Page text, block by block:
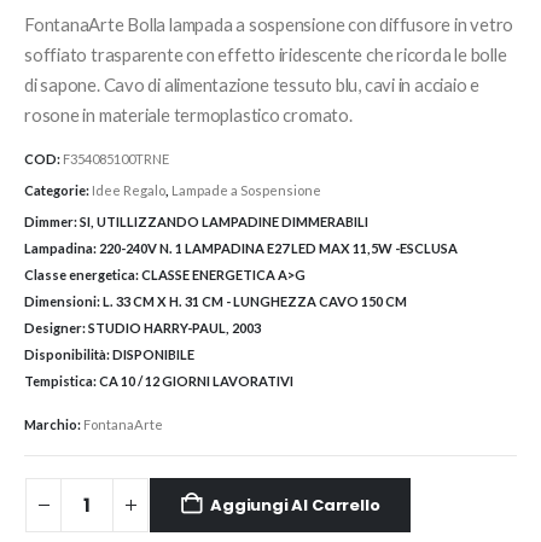
era:
740,00€.
è:
660,00€.
FontanaArte Bolla lampada a sospensione con diffusore in vetro
soffiato trasparente con effetto iridescente che ricorda le bolle
di sapone. Cavo di alimentazione tessuto blu, cavi in acciaio e
rosone in materiale termoplastico cromato.
COD: F354085100TRNE
Categorie: Idee Regalo Lampade a Sospensione
Dimmer:SI, UTILLIZZANDO LAMPADINE DIMMERABILI
Lampadina: 220-240V N. 1 LAMPADINA E27 LED MAX 11,5W -ESCLUSA
Classe energetica:CLASSE ENERGETICA A>G
Dimensioni:L. 33 CM X H. 31 CM - LUNGHEZZA CAVO 150 CM
Designer:STUDIO HARRY-PAUL, 2003
Disponibilità:DISPONIBILE
Tempistica:CA 10 / 12 GIORNI LAVORATIVI
Marchio: FontanaArte
Aggiungi Al Carrello